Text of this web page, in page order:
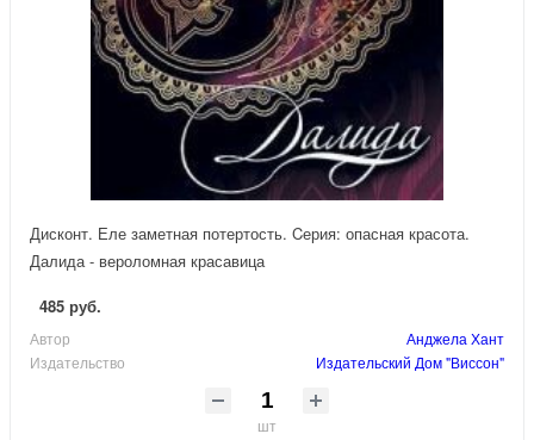
Дисконт. Еле заметная потертость. Cерия: опасная красота.
Далида - вероломная красавица
485 руб.
Автор
Анджела Хант
Издательство
Издательский Дом "Виссон"
шт